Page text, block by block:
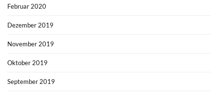
Februar 2020
Dezember 2019
November 2019
Oktober 2019
September 2019